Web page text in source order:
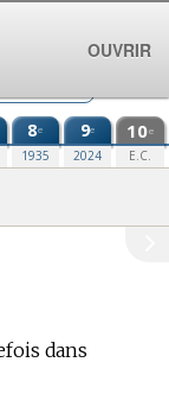
8e
1935
9e
2024
10e
E.C.
dans
OUVRIR